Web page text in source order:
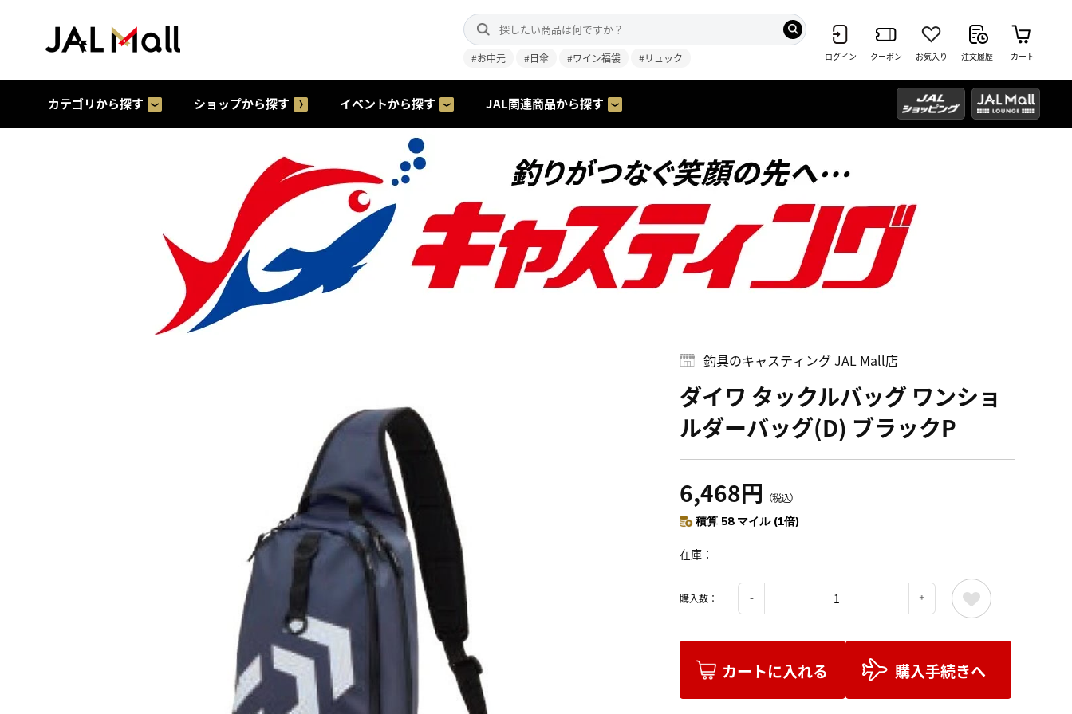
#お中元 #日傘 #ワイン福袋 #リュック ログイン クーポン お気入り 注文履歴 カート
カテゴリから探す ショップから探す イベントから探す JAL関連商品から探す
釣具のキャスティング JAL Mall店
ダイワ タックルバッグ ワンショ
ルダーバッグ(D) ブラックP
6,468円 （税込）
積算 58 マイル (1倍)
在庫
購入数：
カートに入れる 購入手続きへ